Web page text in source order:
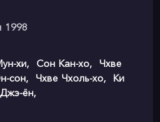
1998
хи, Сон Кан-хо,
Чхве
сон, Чхве Чхоль-хо,
Ки
ён,